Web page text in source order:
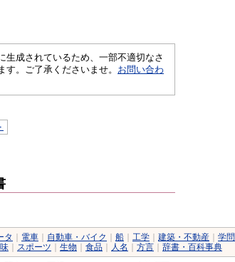
生成されているため、一部不適切なさ
。ご了承くださいませ。 お問い合わ
タ 電車 自動車・バイク 船 工学 建築・不動産
学問
スポーツ 生物 食品 人名 方言 辞書・百科事典